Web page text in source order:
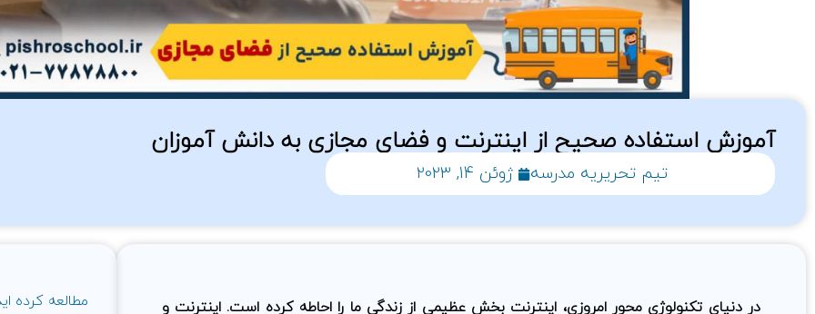
آموزش استفاده صحیح از اینترنت و فضای مجازی به دانش آموزان
تیم تحریریه مدرسه ژوئن 14, 2023
در دنیای تکنولوژی محور امروزی، اینترنت بخش عظیمی از زندگی ما را احاطه کرده است. اینترنت و مطالعه کرده